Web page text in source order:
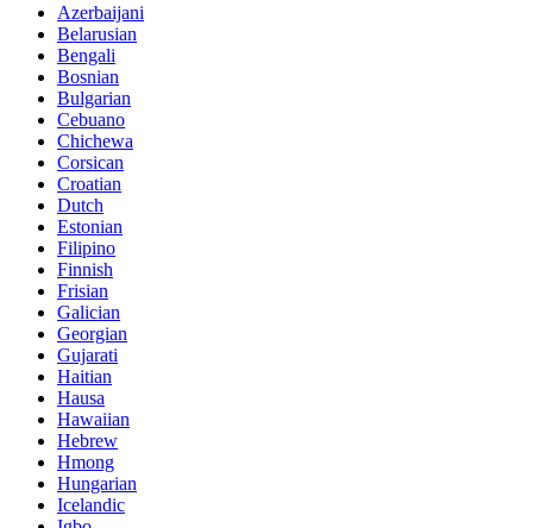
Azerbaijani
Belarusian
Bengali
Bosnian
Bulgarian
Cebuano
Chichewa
Corsican
Croatian
Dutch
Estonian
Filipino
Finnish
Frisian
Galician
Georgian
Gujarati
Haitian
Hausa
Hawaiian
Hebrew
Hmong
Hungarian
Icelandic